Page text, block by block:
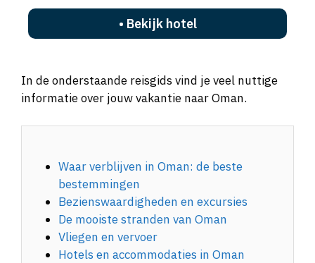
• Bekijk hotel
In de onderstaande reisgids vind je veel nuttige
informatie over jouw vakantie naar Oman.
Waar verblijven in Oman: de beste
bestemmingen
Bezienswaardigheden en excursies
De mooiste stranden van Oman
Vliegen en vervoer
Hotels en accommodaties in Oman